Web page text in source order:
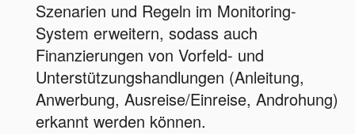
Szenarien und Regeln im Monitoring-
System erweitern, sodass auch
Finanzierungen von Vorfeld- und
Unterstützungshandlungen (Anleitung,
Anwerbung, Ausreise/Einreise, Androhung)
erkannt werden können.